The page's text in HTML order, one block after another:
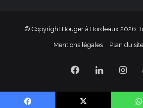
© Copyright Bouger à Bordeaux 2026.
Mentions légales Plan du site
Facebook
Linkedin